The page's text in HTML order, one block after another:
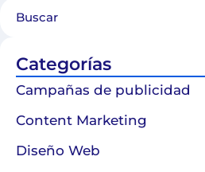
Categorías
Campañas de publicidad
Content Marketing
Diseño Web